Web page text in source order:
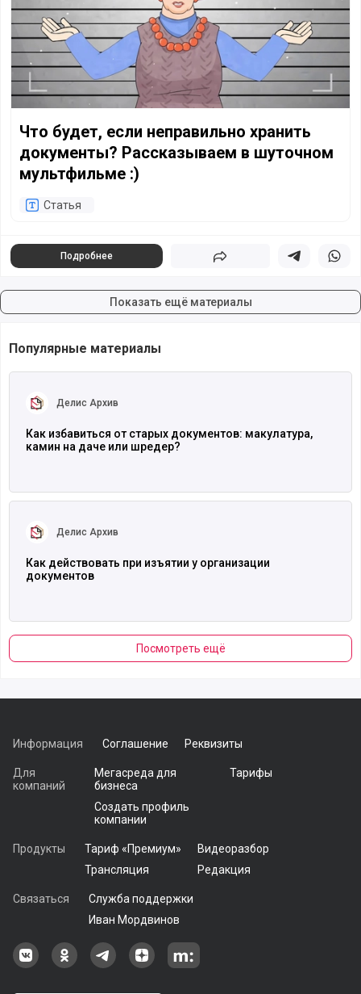
Что будет, если неправильно хранить
документы? Рассказываем в шуточном
мультфильме :)
Статья
Подробнее Поделиться Поделиться в
Показать ещё материалы
Популярные материалы
Делис Архив
Как избавиться от старых документов: макулатура,
камин на даче или шредер?
Делис Архив
Как действовать при изъятии у организации
документов
Посмотреть ещё
Информация Соглашение Реквизиты
Для
компаний
Мегасреда для
бизнеса
Тарифы
Создать профиль
компании
Продукты Тариф «Премиум»
Видеоразбор
Трансляция
Редакция
Связаться
Служба поддержки
Иван Мордвинов
Наша группа в ВКонтакте
Наша группа на Одноклассники[
Наша группа в Telegram
наш профиль на Дзен
Наш аккаунт на Мегасреде